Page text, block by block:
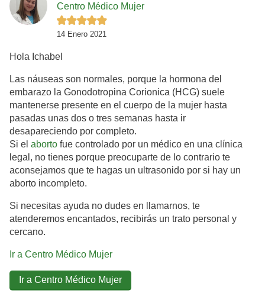
Centro Médico Mujer
14 Enero 2021
Hola Ichabel
Las náuseas son normales, porque la hormona del
embarazo la Gonodotropina Corionica (HCG) suele
mantenerse presente en el cuerpo de la mujer hasta
pasadas unas dos o tres semanas hasta ir
desapareciendo por completo.
Si el aborto fue controlado por un médico en una clínica
legal, no tienes porque preocuparte de lo contrario te
aconsejamos que te hagas un ultrasonido por si hay un
aborto incompleto.
Si necesitas ayuda no dudes en llamarnos, te
atenderemos encantados, recibirás un trato personal y
cercano.
Ir a Centro Médico Mujer
Ir a Centro Médico Mujer